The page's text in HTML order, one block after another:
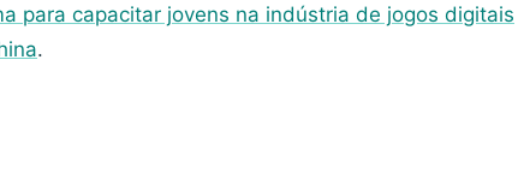
para capacitar jovens na indústria de jogos digitais
.